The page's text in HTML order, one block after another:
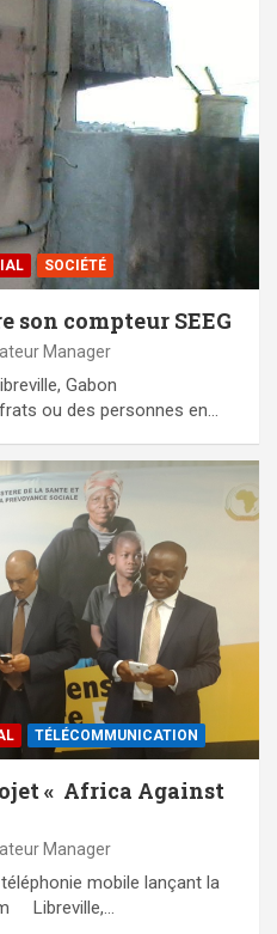
SOCIÉTÉ
son compteur SEEG
Manager
Gabon
ou des personnes en…
TÉLÉCOMMUNICATION
« Africa Against
Manager
mobile lançant la
Libreville,…